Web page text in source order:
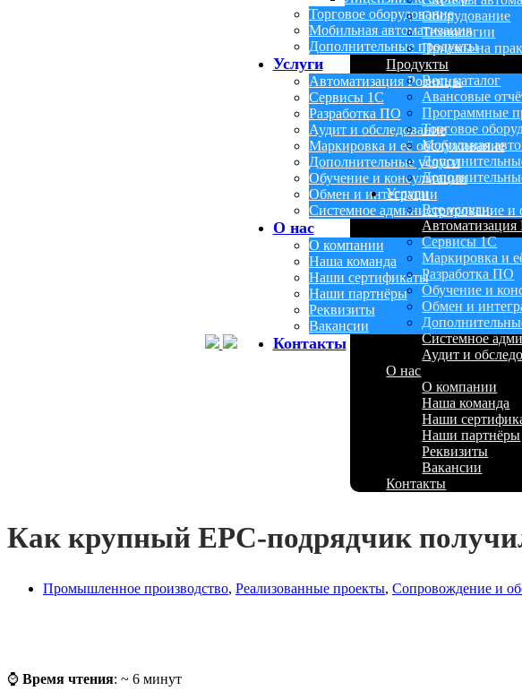
Торговое оборудование
Мобильная автоматизация
Дополнительные продукты
Услуги
Автоматизация Розницы
Сервисы 1С
Разработка ПО
Аудит и обследование
Маркировка и её обслуживание
Дополнительные услуги
Обучение и консультации
Обмен и интеграции
Системное администрирование и
О нас
О компании
Наша команда
Наши сертификаты
Наши партнёры
Реквизиты
Вакансии
Контакты
Оборудование
Технологии
Приемы на
Продукты
Весь каталог
Авансовые
Программные
Торговое
Мобильная
Услуги
Все услуги
Сервисы 1С
Маркировка и
Разработка ПО
Обучение и
Обмен и
Системное
Аудит и
О нас
О компании
Наша команда
Наши
Наши партнёры
Реквизиты
Вакансии
Контакты
Как крупный EPC-подрядчик
Промышленное производство, Реализованные проекты, Сопровождение и
⌚ Время чтения: ~ 6 минут